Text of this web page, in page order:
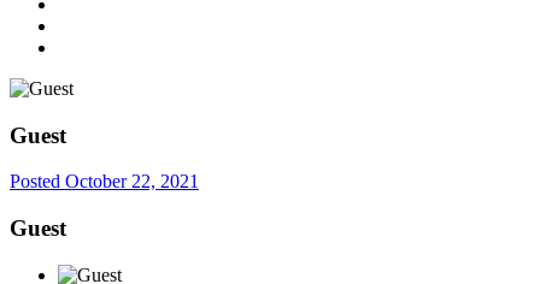
Guest
Posted October 22, 2021
Guest